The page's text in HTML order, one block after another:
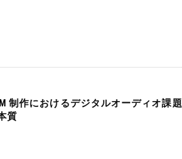
制作におけるデジタルオーディオ課題
質